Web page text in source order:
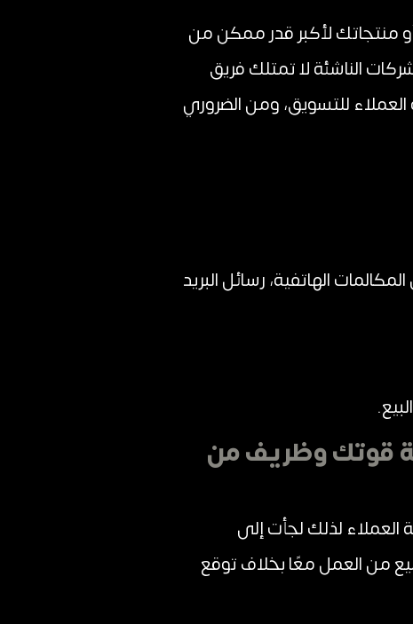
منتجاتك لأكبر قدر ممكن من
الناشئة لا تمتلك فريق
للتسويق، ومن الضروري
الهاتفية، رسائل البريد
قوتك وظريف من
لذلك لجأت إلى
من العمل معًا بخلاف توقع